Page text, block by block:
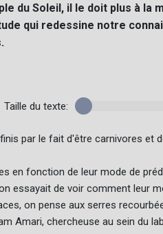
du Soleil, il le doit plus à la
qui redessine notre
Taille du texte:
par le fait d'être carnivores et
en fonction de leur mode de
essayait de voir comment leur
on pense aux serres
Amari, chercheuse au sein du